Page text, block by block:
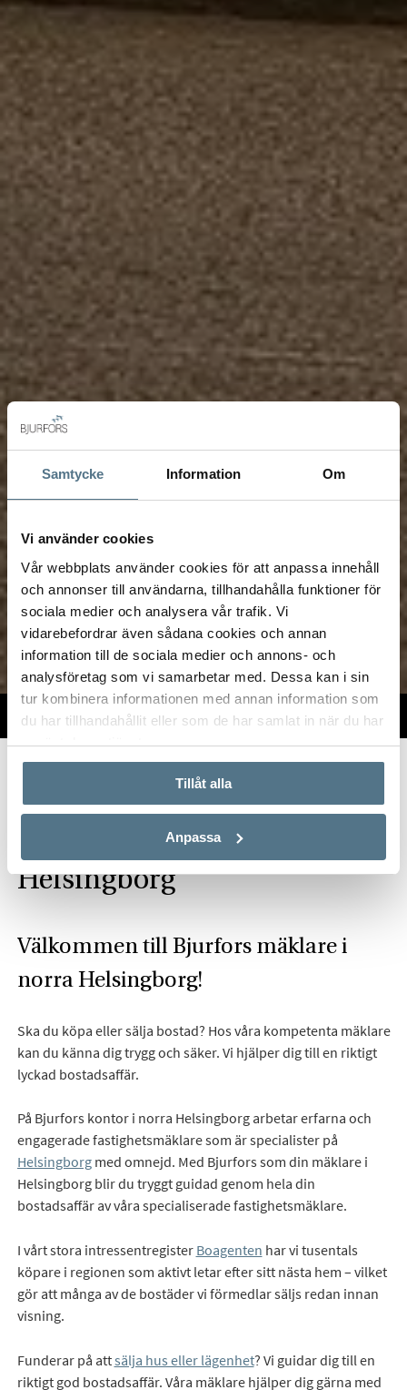
Samtycke Information Om
Vi använder cookies
Vår webbplats använder cookies för att anpassa innehåll
och annonser till användarna, tillhandahålla funktioner för
sociala medier och analysera vår trafik. Vi
vidarebefordrar även sådana cookies och annan
information till de sociala medier och annons- och
analysföretag som vi samarbetar med. Dessa kan i sin
tur kombinera informationen med annan information som
du har tillhandahållit eller som de har samlat in när du har
använt deras tjänster.
Tillåt alla
Anpassa
TILL SALU VI PÅ KONTORET VÄRDERA
Hitta mäklare i norra
Helsingborg
Välkommen till Bjurfors mäklare i
norra Helsingborg!
Ska du köpa eller sälja bostad? Hos våra kompetenta mäklare
kan du känna dig trygg och säker. Vi hjälper dig till en riktigt
lyckad bostadsaffär.
På Bjurfors kontor i norra Helsingborg arbetar erfarna och
engagerade fastighetsmäklare som är specialister på
Helsingborgmed omnejd. Med Bjurfors som din mäklare i
Helsingborg blir du tryggt guidad genom hela din
bostadsaffär av våra specialiserade fastighetsmäklare.
I vårt stora intressentregister Boagenten har vi tusentals
köpare i regionen som aktivt letar efter sitt nästa hem – vilket
gör att många av de bostäder vi förmedlar säljs redan innan
visning.
Funderar på attsälja hus eller lägenhet? Vi guidar dig till en
riktigt god bostadsaffär. Våra mäklare hjälper dig gärna med